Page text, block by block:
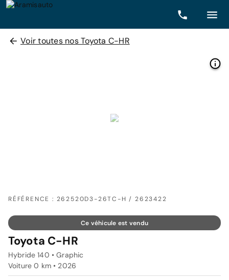
Voir toutes nos Toyota C-HR
RÉFÉRENCE : 262520D3-26TC-H / 2623422
Ce véhicule est vendu
Toyota C-HR
Hybride 140 • Graphic
Voiture 0 km • 2026